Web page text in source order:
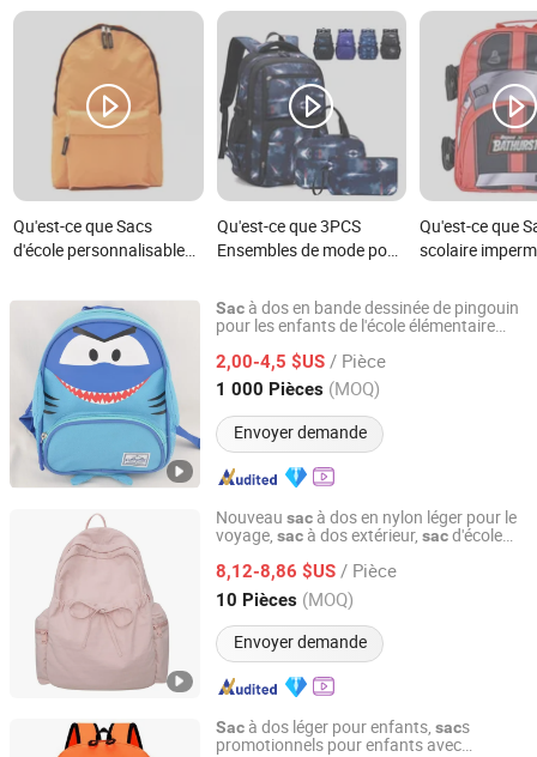
Qu'est-ce que Sacs
d'école personnalisables
pour adolescents
Qu'est-ce que 3PCS
Ensembles de mode pour
dos pour enfants, élève,
sac à lunch, trousse à
Qu'est-ce que
scolaire
ergonomique
plusieurs
Sac à dos en bande dessinée de pingouin
pour les enfants de l'école élémentaire
2,00-4,5 $US / Pièce
1 000 Pièces (MOQ)
Envoyer demande
Popseller(Xiamen) Imp. & Exp. Co. Ltd
Fujian, China Depuis 2024
Nouveau sac à dos en nylon léger pour le
voyage, sac à dos extérieur, sacd'école
8,12-8,86 $US / Pièce
10 Pièces (MOQ)
Envoyer demande
Quanzhou Chaumet Bags Co., Ltd.
Fujian, China Depuis 2019
Sac à dos léger pour enfants, sacs
promotionnels pour enfants avec